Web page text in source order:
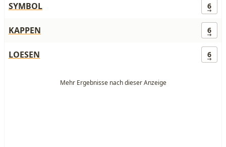
SYMBOL 6
KAPPEN 6
LOESEN 6